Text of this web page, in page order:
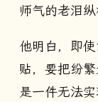
师气的老泪纵
他明白，即
贴，要把纷
是一件无法